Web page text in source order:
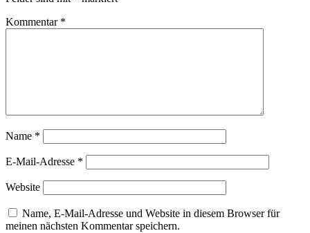
Kommentar *
Name *
E-Mail-Adresse *
Website
Name, E-Mail-Adresse und Website in diesem Browser für
meinen nächsten Kommentar speichern.